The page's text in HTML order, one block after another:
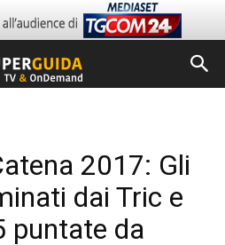
2017: Gli
dai Tric e
puntate da